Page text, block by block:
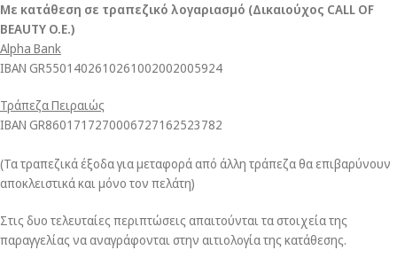
Με κατάθεση σε τραπεζικό λογαριασμό (Δικαιούχος CALL OF
BEAUTY O.E.)
Alpha Bank
ΙΒΑΝ GR5501402610261002002005924
Τράπεζα Πειραιώς
ΙΒΑΝ GR8601717270006727162523782
(Τα τραπεζικά έξοδα για μεταφορά από άλλη τράπεζα θα επιβαρύνουν
αποκλειστικά και μόνο τον πελάτη)
Στις δυο τελευταίες περιπτώσεις απαιτούνται τα στοιχεία της
παραγγελίας να αναγράφονται στην αιτιολογία της κατάθεσης.